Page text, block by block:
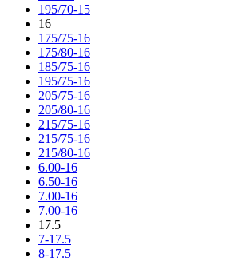
195/70-15
16
175/75-16
175/80-16
185/75-16
195/75-16
205/75-16
205/80-16
215/75-16
215/75-16
215/80-16
6.00-16
6.50-16
7.00-16
7.00-16
17.5
7-17.5
8-17.5